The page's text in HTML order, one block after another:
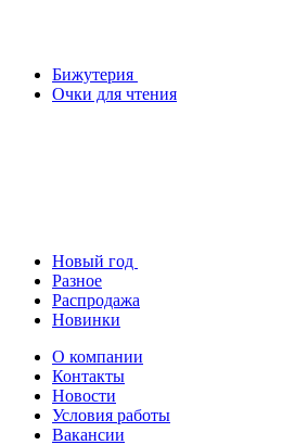
Бижутерия
Очки для чтения
Новый год
Разное
Распродажа
Новинки
О компании
Контакты
Новости
Условия работы
Вакансии